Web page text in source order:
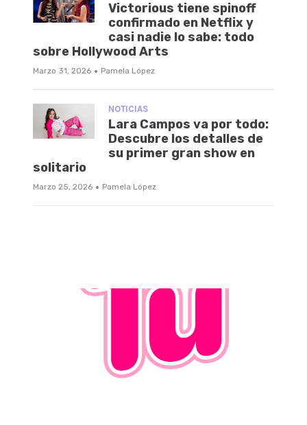
Victorious tiene spinoff
confirmado en Netflix y
casi nadie lo sabe: todo
sobre Hollywood Arts
Marzo 31, 2026 · Pamela López
NOTICIAS
Lara Campos va por todo:
Descubre los detalles de
su primer gran show en
solitario
Marzo 25, 2026 · Pamela López